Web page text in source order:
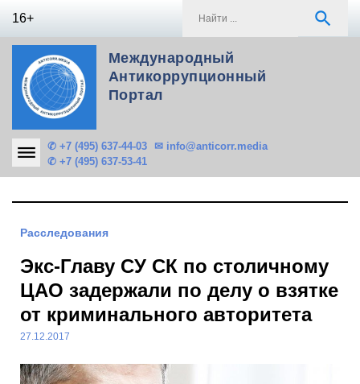
16+ search
Международный
Антикоррупционный
Портал
✆ +7 (495) 637-44-03
✆ +7 (495) 637-53-41
✉ info@anticorr.media
Расследования
Экс-Главу СУ СК по столичному
ЦАО задержали по делу о взятке
от криминального авторитета
27.12.2017